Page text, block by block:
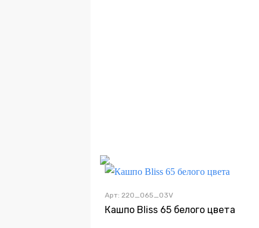
Арт: 220_065_03V
Кашпо Bliss 65 белого цвета